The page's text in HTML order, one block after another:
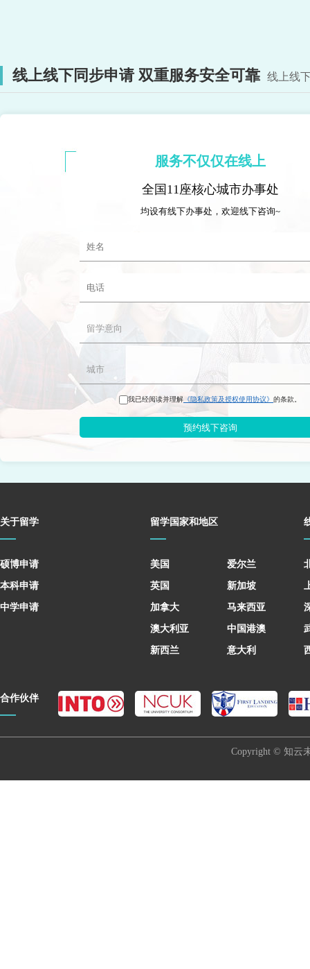
线上线下同步申请 双重服务安全可靠 线上线
服务不仅仅在线上
全国11座核心城市办事处
均设有线下办事处，欢迎线下咨询~
我已经阅读并理解 《隐私政策及授权使用协议》 的条款。
预约线下咨询
关于留学
硕博申请
本科申请
中学申请
留学国家和地区
美国
英国
加拿大
澳大利亚
新西兰
爱尔兰
新加坡
马来西亚
中国港澳
意大利
合作伙伴
Copyright © 知云